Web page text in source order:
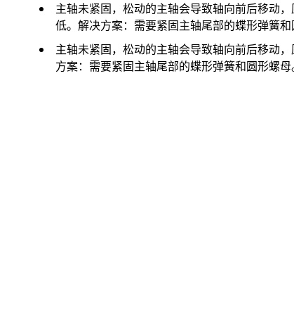
主轴未紧固，松动的主轴会导致轴向前后移动
低。解决方案：需要紧固主轴尾部的蝶形弹簧和
主轴未紧固，松动的主轴会导致轴向前后移动
方案：需要紧固主轴尾部的蝶形弹簧和圆形螺母